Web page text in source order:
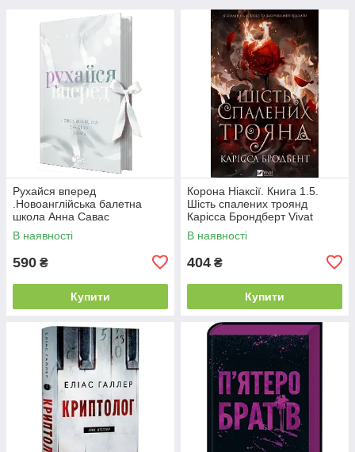
Рухайся вперед
.Новоанглійська балетна
школа Анна Савас
READBERRY
В наявності
590 ₴
Купити
Корона Ніаксії. Книга 1.5.
Шість спалених троянд
Карісса Брондберт Vivat
В наявності
404 ₴
Купити